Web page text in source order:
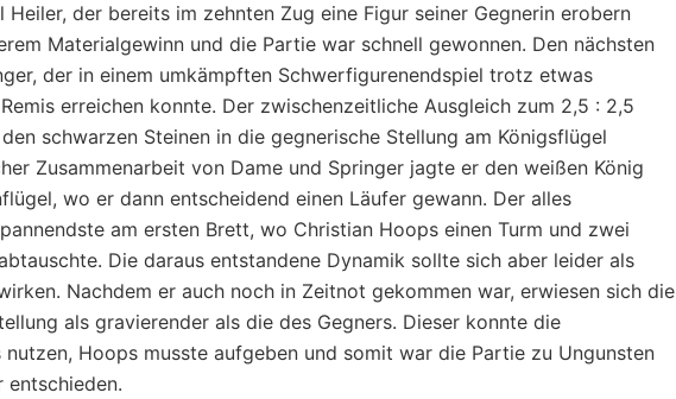
der bereits im zehnten Zug eine Figur seiner Gegnerin erobern
Materialgewinn und die Partie war schnell gewonnen. Den nächsten
der in einem umkämpften Schwerfigurenendspiel trotz etwas
erreichen konnte. Der zwischenzeitliche Ausgleich zum 2,5 : 2,5
schwarzen Steinen in die gegnerische Stellung am Königsflügel
Zusammenarbeit von Dame und Springer jagte er den weißen König
wo er dann entscheidend einen Läufer gewann. Der alles
am ersten Brett, wo Christian Hoops einen Turm und zwei
Die daraus entstandene Dynamik sollte sich aber leider als
Nachdem er auch noch in Zeitnot gekommen war, erwiesen sich die
als gravierender als die des Gegners. Dieser konnte die
Hoops musste aufgeben und somit war die Partie zu Ungunsten
entschieden.